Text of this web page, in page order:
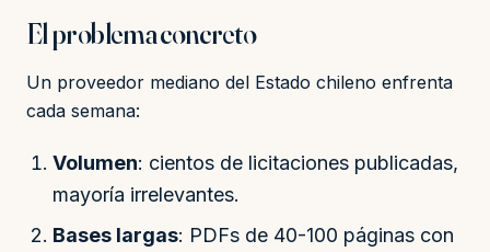
El problema concreto
Un proveedor mediano del Estado chileno enfrenta
cada semana:
Volumen: cientos de licitaciones publicadas,
mayoría irrelevantes.
Bases largas: PDFs de 40-100 páginas con